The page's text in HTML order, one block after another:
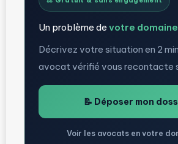
Un problème de votre domaine
Décrivez votre situation en 2
avocat vérifié vous recontacte
📝 Déposer mon
Voir les avocats en votre